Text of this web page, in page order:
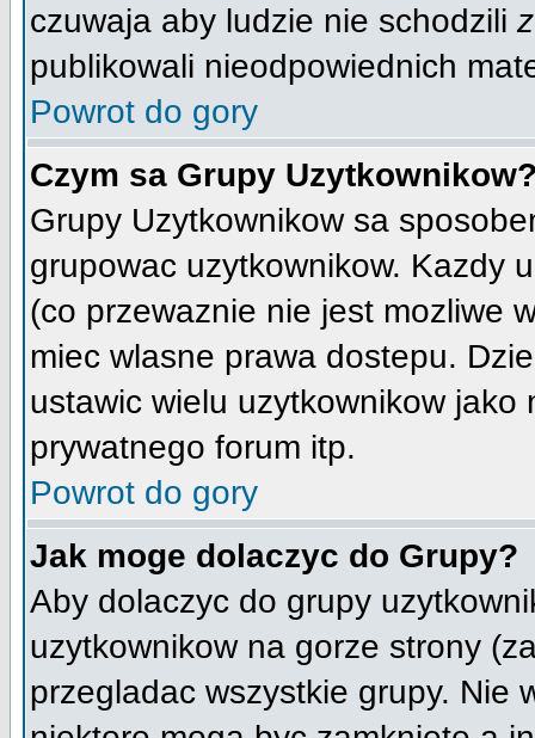
czuwaja aby ludzie nie schodzili
publikowali nieodpowiednich
Powrot do gory
Czym sa Grupy
Grupy Uzytkownikow sa
grupowac uzytkownikow. Kazdy
(co przewaznie nie jest mozliwe
miec wlasne prawa dostepu.
ustawic wielu uzytkownikow
prywatnego forum itp.
Powrot do gory
Jak moge dolaczyc do Grupy?
Aby dolaczyc do grupy
uzytkownikow na gorze strony
przegladac wszystkie grupy. Nie